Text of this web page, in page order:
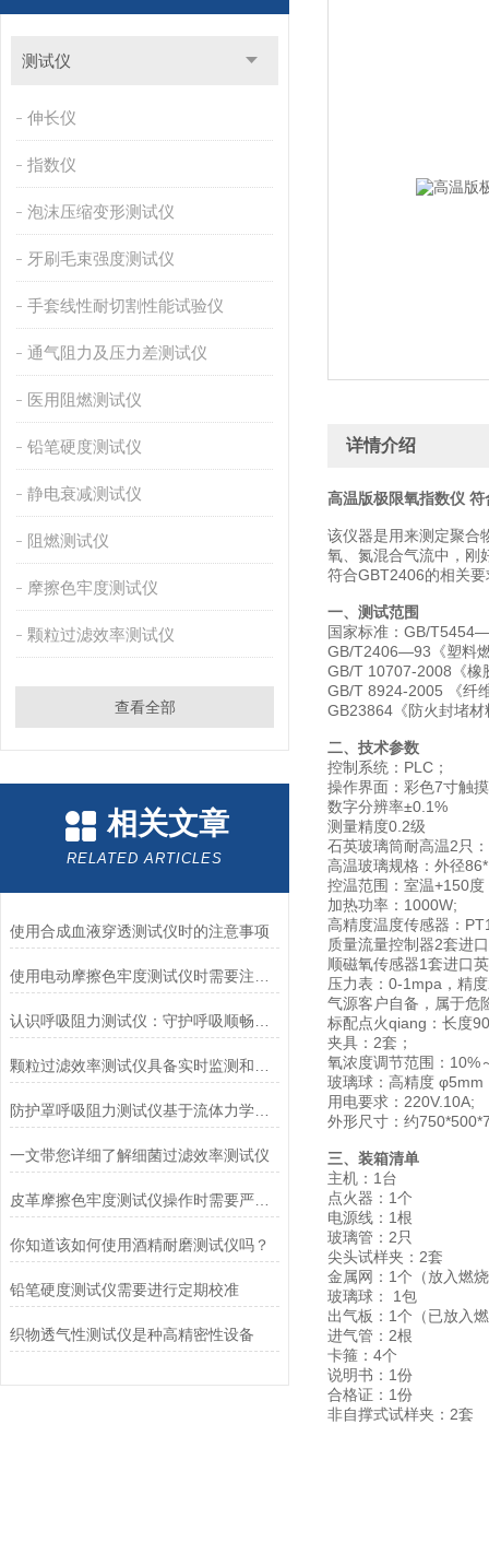
测试仪
伸长仪
指数仪
泡沫压缩变形测试仪
牙刷毛束强度测试仪
手套线性耐切割性能试验仪
通气阻力及压力差测试仪
医用阻燃测试仪
铅笔硬度测试仪
静电衰减测试仪
阻燃测试仪
摩擦色牢度测试仪
颗粒过滤效率测试仪
查看全部
相关文章
RELATED ARTICLES
使用合成血液穿透测试仪时的注意事项
防护罩呼吸阻力测试仪基于流体力学与压力传感技术
一文带您详细了解细菌过滤效率测试仪
皮革摩擦色牢度测试仪操作时需要严格遵循规程
你知道该如何使用酒精耐磨测试仪吗？
铅笔硬度测试仪需要进行定期校准
织物透气性测试仪是种高精密性设备
详情介绍
高温版极限氧指数仪 符
该仪器是用来测定聚合
氧、氮混合气流中，刚
符合GBT2406的相关
一、测试范围
国家标准：GB/
GB/T2406—93《塑料
GB/T 10707-2008《橡
GB/T 8924-2005 《纤
GB23864《防火封堵材
二、技术参数
控制系统：PLC；
操作界面：彩色7寸触
数字分辨率±0.1%
测量精度0.2级
石英玻璃筒耐高温2只：
高温玻璃规格：外径
控温范围：室温+150
加热功率：1000W;
高精度温度传感器：
质量流量控制器2套进
顺磁氧传感器1套进口
压力表：0-1mpa，精
气源客户自备，属于危
标配点火qiang：长度
夹具：2套；
氧浓度调节范围：10%
玻璃球：高精度
用电要求：220V.10A;
外形尺寸：约
三、装箱清单
主机：1台
点火器：1个
电源线：1根
玻璃管：2只
尖头试样夹：2套
金属网：1个（放入燃
玻璃球： 1包
出气板：1个（已放入
进气管：2根
卡箍：4个
说明书：1份
合格证：1份
非自撑式试样夹：2套